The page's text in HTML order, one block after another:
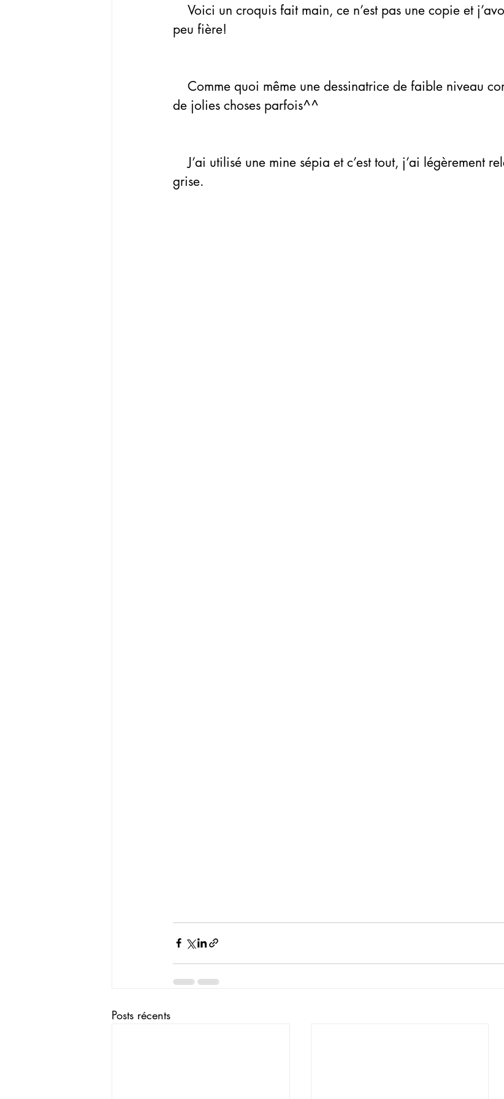
peu fière!
de jolies choses parfois^^
    J’ai utilisé une mine sépia et c’est tout, j’ai légèrement relevé le trait à la mine
grise.
Posts récents